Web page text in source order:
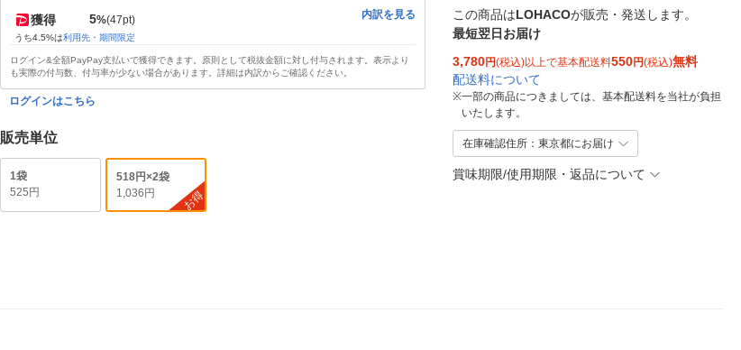
獲得 5%(47pt)
うち4.5%は利用先・期間限定
内訳を見る
ログイン&全額PayPay支払いで獲得できます。原則として税抜金額に対し付与されます。表示より
も実際の付与数、付与率が少ない場合があります。詳細は内訳からご確認ください。
ログインはこちら
販売単位
1袋
525円
518円×2袋
1,036円
お得
この商品はLOHACOが販売・発送します。
最短翌日お届け
3,780円(税込)以上で基本配送料550円(税込)無料
配送料について
※一部の商品につきましては、基本配送料を当社が負担
いたします。
在庫確認住所：東京都にお届け
賞味期限/使用期限・返品について